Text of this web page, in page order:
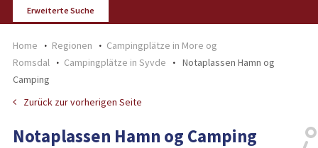
Erweiterte Suche
Home Regionen
Campingplätze in More og
Romsdal
Campingplätze in Syvde
Notaplassen Hamn og
Camping
Zurück zur vorherigen Seite
Notaplassen Hamn og Camping